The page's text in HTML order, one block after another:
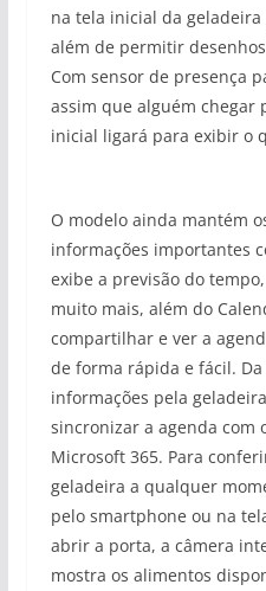
na tela inicial da
além de permitir
Com sensor de presença
assim que alguém chegar
inicial ligará para exibir o
O modelo ainda mantém
informações importantes
exibe a previsão do
muito mais, além do
compartilhar e ver a
de forma rápida e fácil.
informações pela
sincronizar a agenda com
Microsoft 365. Para
geladeira a qualquer
pelo smartphone ou na
abrir a porta, a câmera
mostra os alimentos